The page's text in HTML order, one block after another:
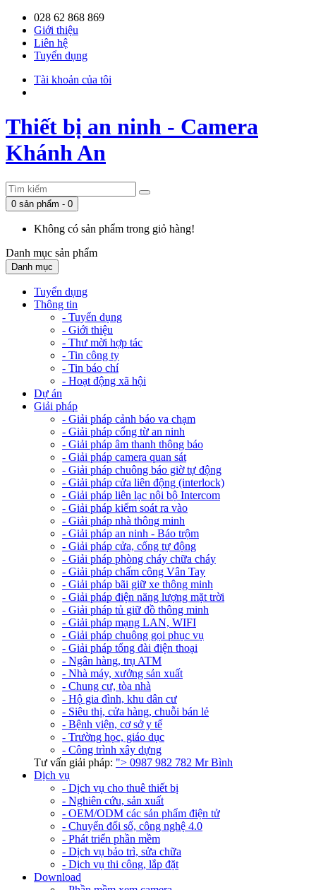
028 62 868 869
Giới thiệu
Liên hệ
Tuyển dụng
Tài khoản của tôi
Thiết bị an ninh - Camera
Khánh An
0 sản phẩm - 0
Không có sản phẩm trong giỏ hàng!
Danh mục sản phẩm
Danh mục
Tuyển dụng
Thông tin
- Tuyển dụng
- Giới thiệu
- Thư mời hợp tác
- Tin công ty
- Tin báo chí
- Hoạt động xã hội
Dự án
Giải pháp
- Giải pháp cảnh báo va chạm
- Giải pháp cổng từ an ninh
- Giải pháp âm thanh thông báo
- Giải pháp camera quan sát
- Giải pháp chuông báo giờ tự động
- Giải pháp cửa liên động (interlock)
- Giải pháp liên lạc nội bộ Intercom
- Giải pháp kiểm soát ra vào
- Giải pháp nhà thông minh
- Giải pháp an ninh - Báo trộm
- Giải pháp cửa, cổng tự động
- Giải pháp phòng cháy chữa cháy
- Giải pháp chấm công Vân Tay
- Giải pháp bãi giữ xe thông minh
- Giải pháp điện năng lượng mặt trời
- Giải pháp tủ giữ đồ thông minh
- Giải pháp mạng LAN, WIFI
- Giải pháp chuông gọi phục vụ
- Giải pháp tổng đài điện thoại
- Ngân hàng, trụ ATM
- Nhà máy, xưởng sản xuất
- Chung cư, tòa nhà
- Hộ gia đình, khu dân cư
- Siêu thị, cửa hàng, chuỗi bán lẻ
- Bệnh viện, cơ sở y tế
- Trường học, giáo dục
- Công trình xây dựng
Tư vấn giải pháp: "> 0987 982 782 Mr Bình
Dịch vụ
- Dịch vụ cho thuê thiết bị
- Nghiên cứu, sản xuất
- OEM/ODM các sản phẩm điện tử
- Chuyển đổi số, công nghệ 4.0
- Phát triển phần mềm
- Dịch vụ bảo trì, sửa chữa
- Dịch vụ thi công, lắp đặt
Download